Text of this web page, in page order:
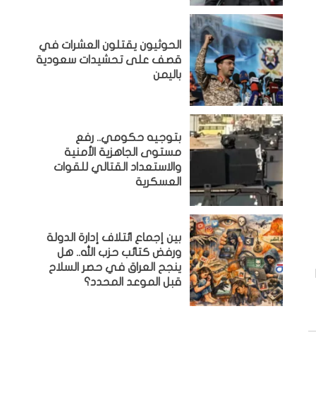
الحوثيون يقتلون العشرات في
قصف على تحشيدات سعودية
باليمن
بتوجيه حكومي.. رفع
مستوى الجاهزية الأمنية
والاستعداد القتالي للقوات
العسكرية
بين إجماع ائتلاف إدارة الدولة
ورفض كتائب حزب الله.. هل
ينجح العراق في حصر السلاح
قبل الموعد المحدد؟